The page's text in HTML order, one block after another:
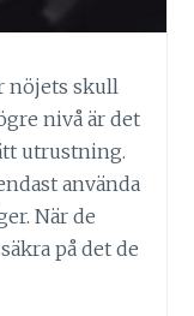
nöjets skull
nivå är det
utrustning.
använda
När de
på det de